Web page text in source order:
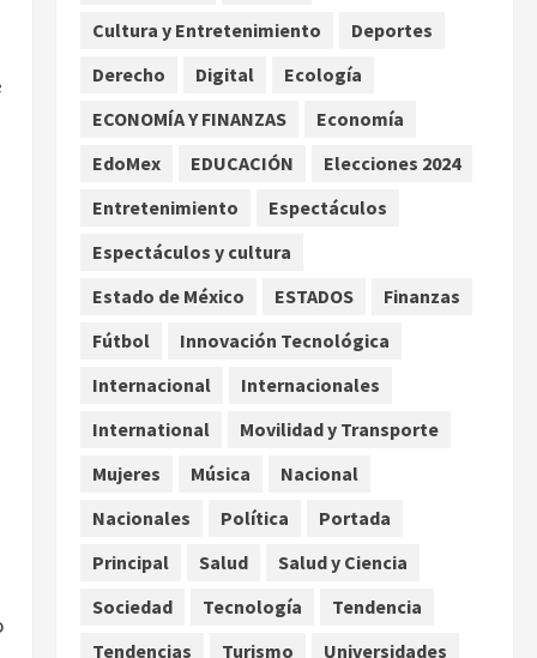
2 agosto 6, 2026
Internacional Nacional
EE.UU. ofrece más de 100
recompensas por líderes del
agosto 6, 2026
4
Google nombra al premio
Nobel Demis Hassabis como
agosto 6, 2026
Internacional Nacional
Captura de ‘La Quiringua’
inspecciones del USDA en
Cultura y Entretenimiento
Deportes
Derecho
Digital
Ecología
ECONOMÍA Y FINANZAS
Economía
EdoMex
EDUCACIÓN
Elecciones 2024
Entretenimiento
Espectáculos
Espectáculos y cultura
Estado de México
ESTADOS
Finanzas
Fútbol
Innovación Tecnológica
Internacional
Internacionales
International
Movilidad y Transporte
Mujeres
Música
Nacional
Nacionales
Política
Portada
Principal
Salud
Salud y Ciencia
Sociedad
Tecnología
Tendencia
Tendencias
Turismo Universidades